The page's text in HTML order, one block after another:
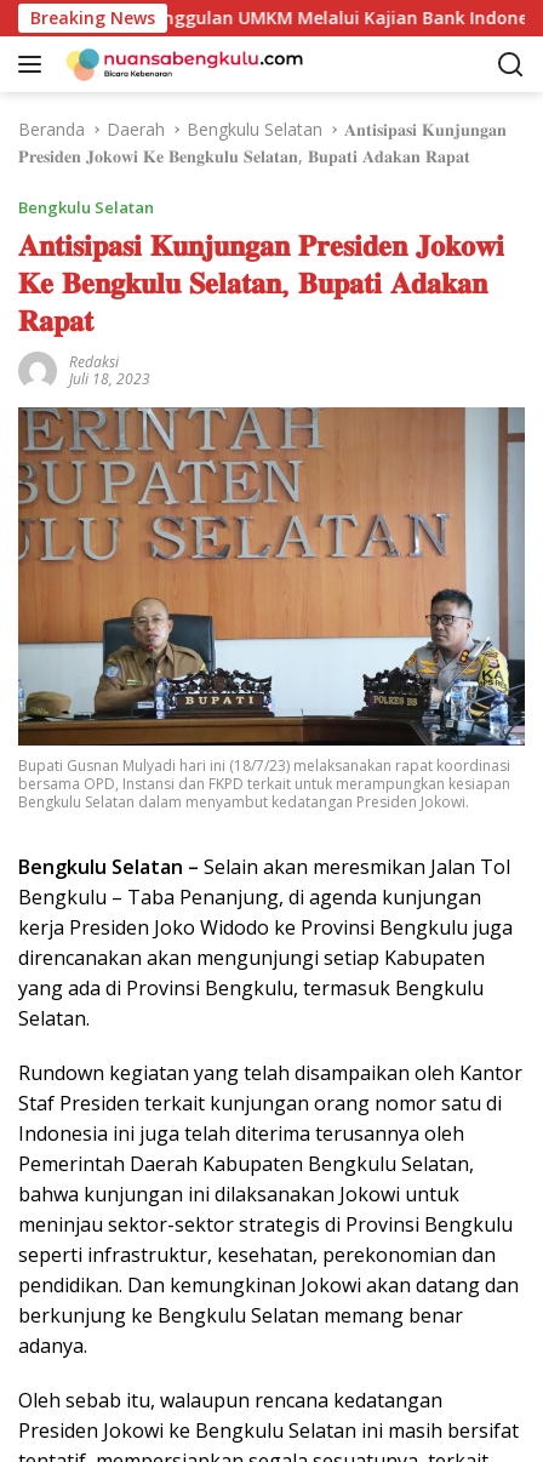
a
Breaking News
Produk Unggulan UMKM Melalui Kajian Bank Indonesia
Beranda Daerah Bengkulu Selatan
𝐀𝐧𝐭𝐢𝐬𝐢𝐩𝐚𝐬𝐢 𝐊𝐮𝐧𝐣𝐮𝐧𝐠𝐚𝐧
𝐏𝐫𝐞𝐬𝐢𝐝𝐞𝐧 𝐉𝐨𝐤𝐨𝐰𝐢 𝐊𝐞 𝐁𝐞𝐧𝐠𝐤𝐮𝐥𝐮 𝐒𝐞𝐥𝐚𝐭𝐚𝐧, 𝐁𝐮𝐩𝐚𝐭𝐢 𝐀𝐝𝐚𝐤𝐚𝐧 𝐑𝐚𝐩𝐚𝐭
Bengkulu Selatan
𝐀𝐧𝐭𝐢𝐬𝐢𝐩𝐚𝐬𝐢 𝐊𝐮𝐧𝐣𝐮𝐧𝐠𝐚𝐧 𝐏𝐫𝐞𝐬𝐢𝐝𝐞𝐧 𝐉𝐨𝐤𝐨𝐰𝐢
𝐊𝐞 𝐁𝐞𝐧𝐠𝐤𝐮𝐥𝐮 𝐒𝐞𝐥𝐚𝐭𝐚𝐧, 𝐁𝐮𝐩𝐚𝐭𝐢 𝐀𝐝𝐚𝐤𝐚𝐧
𝐑𝐚𝐩𝐚𝐭
Redaksi
Juli 18, 2023
Bupati Gusnan Mulyadi hari ini (18/7/23) melaksanakan rapat koordinasi
bersama OPD, Instansi dan FKPD terkait untuk merampungkan kesiapan
Bengkulu Selatan dalam menyambut kedatangan Presiden Jokowi.
Bengkulu Selatan – Selain akan meresmikan Jalan Tol
Bengkulu – Taba Penanjung, di agenda kunjungan
kerja Presiden Joko Widodo ke Provinsi Bengkulu juga
direncanakan akan mengunjungi setiap Kabupaten
yang ada di Provinsi Bengkulu, termasuk Bengkulu
Selatan.
Rundown kegiatan yang telah disampaikan oleh Kantor
Staf Presiden terkait kunjungan orang nomorsatu di
Indonesia ini juga telah diterima terusannya oleh
Pemerintah Daerah Kabupaten Bengkulu Selatan,
bahwa kunjungan ini dilaksanakan Jokowi untuk
meninjau sektor-sektor strategis di Provinsi Bengkulu
seperti infrastruktur, kesehatan, perekonomian dan
pendidikan. Dan kemungkinan Jokowi akan datang dan
berkunjung ke Bengkulu Selatan memang benar
adanya.
Oleh sebab itu, walaupun rencana kedatangan
Presiden Jokowi ke Bengkulu Selatan ini masih bersifat